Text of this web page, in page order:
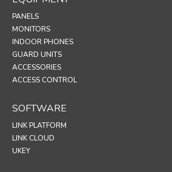
PANELS
MONITORS
INDOOR PHONES
GUARD UNITS
ACCESSORIES
ACCESS CONTROL
SOFTWARE
LINK PLATFORM
LINK CLOUD
UKEY